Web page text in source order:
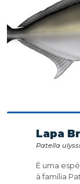
Lapa
Patella
É uma
à família